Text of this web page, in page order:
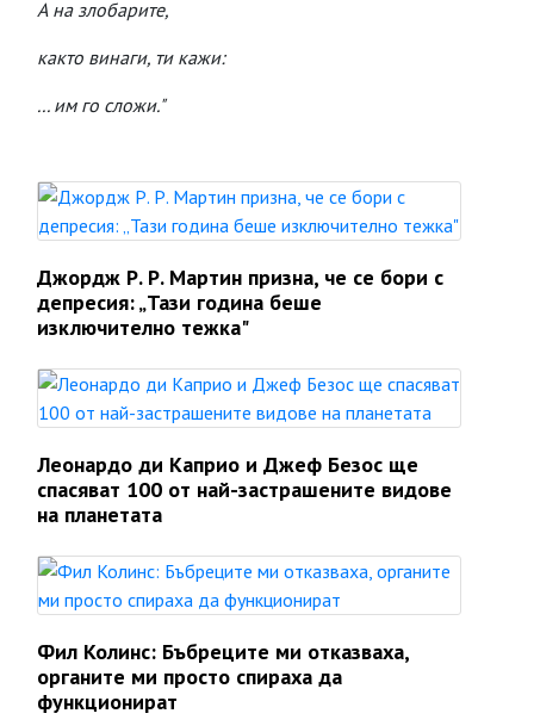
А на злобарите,
както винаги, ти кажи:
... им го сложи."
Джордж Р. Р. Мартин призна, че се бори с
депресия: „Тази година беше
изключително тежка"
Леонардо ди Каприо и Джеф Безос ще
спасяват 100 от най-застрашените видове
на планетата
Фил Колинс: Бъбреците ми отказваха,
органите ми просто спираха да
функционират